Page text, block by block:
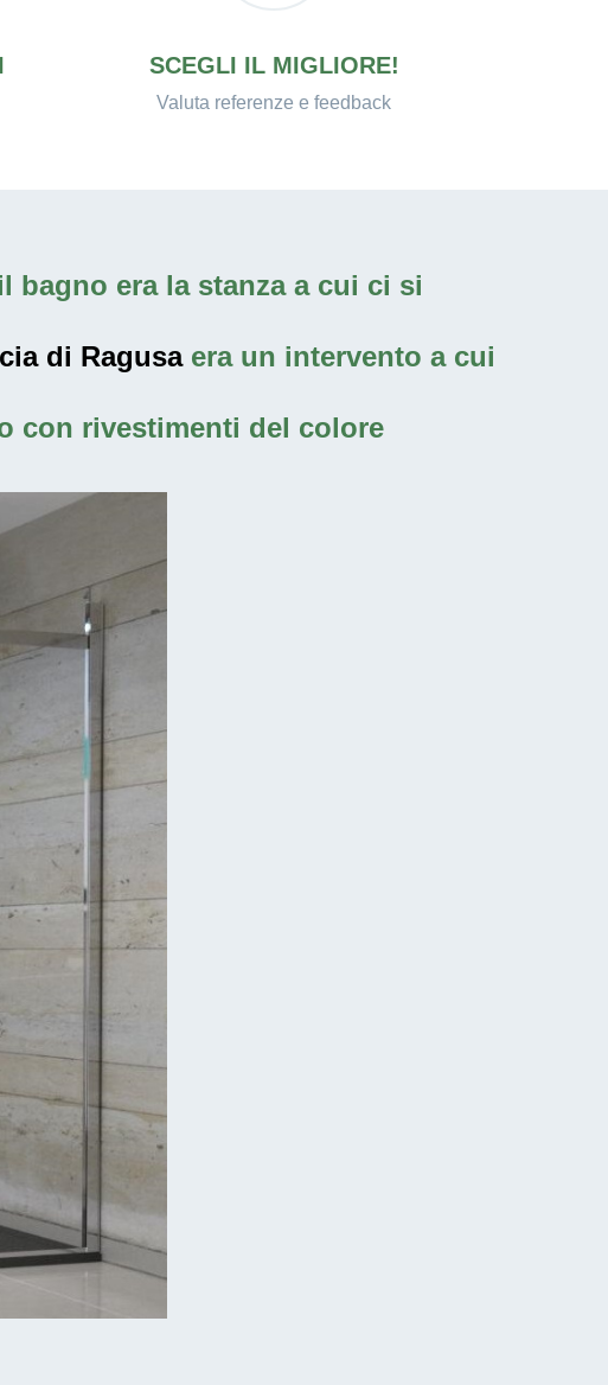
SCEGLI IL MIGLIORE!
Valuta referenze e feedback
bagno era la stanza a cui ci si
di Ragusaera un intervento a cui
con rivestimenti del colore